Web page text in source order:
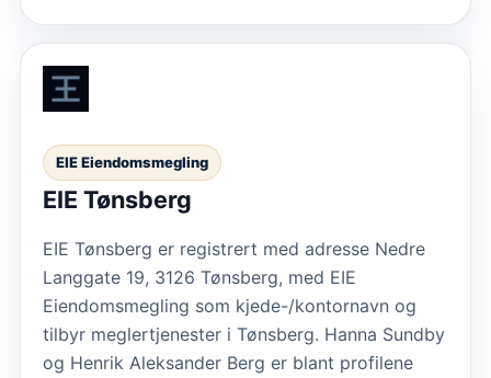
EIE Eiendomsmegling
EIE Tønsberg
EIE Tønsberg er registrert med adresse Nedre
Langgate 19, 3126 Tønsberg, med EIE
Eiendomsmegling som kjede-/kontornavn og
tilbyr meglertjenester i Tønsberg. Hanna Sundby
og Henrik Aleksander Berg er blant profilene